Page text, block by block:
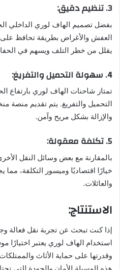
3. تنظيم دقيق:
بفضل تصميم الهاف لوري الداخلي
العفش والأغراض بطريقة تحافظ على
يقلل من خطر التلف ويسهم في
4. سهولة التحميل والتفريغ:
تمتاز شاحنات الهاف لوري بارتفاع
التحميل والتفريغ. يتم تقديم منصة
والإزالة بشكل مريح وآمن.
5. تكلفة معقولة:
بالمقارنة مع بعض وسائل النقل
خيارًا اقتصاديًا وميسور التكلفة، مما
والعائلات.
الاستنتاج:
إذا كنت تبحث عن تجربة نقل فعالة
استخدام الهاف لوري يعتبر اختيارًا
وقدرتها على حماية الأثاث